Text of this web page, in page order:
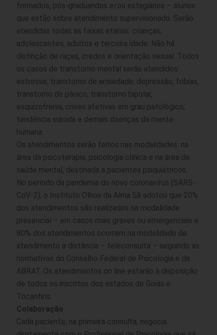
formados, pós-graduandos e/ou estagiários – alunos
que estão sobre atendimento supervisionado. Serão
atendidas todas as faixas etárias: crianças,
adolescentes, adultos e terceira idade. Não há
distinção de raças, credos e orientação sexual. Todos
os casos de transtorno mental serão atendidos:
estresse, transtorno de ansiedade, depressão, fobias,
transtorno de pânico, transtorno bipolar,
esquizofrenia, crises afetivas em grau patológico,
tendência suicida e demais doenças da mente
humana.
Os atendimentos serão feitos nas modalidades: na
área da psicoterapia, psicologia clínica e na área de
saúde mental, destinada a pacientes psiquiátricos.
No período da pandemia do novo coronavírus (SARS-
CoV-2), o Instituto Olhos da Alma Sã adotou que 20%
dos atendimentos são realizados na modalidade
presencial – em casos mais graves ou emergenciais e
80% dos atendimentos ocorrem na modalidade de
atendimento a distância – teleconsulta – seguindo as
normativas do Conselho Federal de Psicologia e da
ABRAT. Os atendimentos on line estarão à disposição
de todos os inscritos dos estados de Goiás e
Tocantins.
Colaboração
Cada paciente, na primeira consulta, negocia